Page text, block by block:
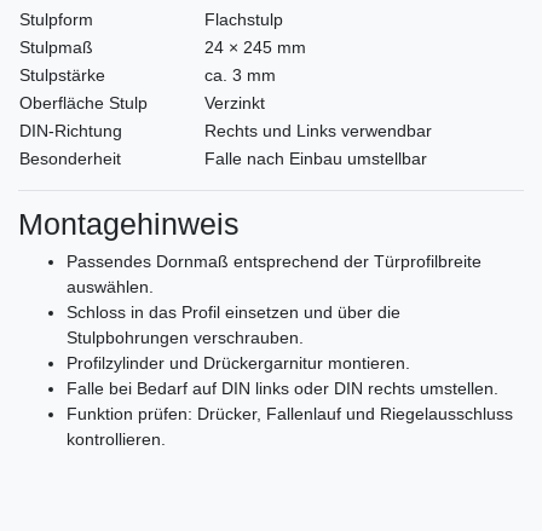
Stulpform
Flachstulp
Stulpmaß
24 × 245 mm
Stulpstärke
ca. 3 mm
Oberfläche Stulp
Verzinkt
DIN-Richtung
Rechts und Links verwendbar
Besonderheit
Falle nach Einbau umstellbar
Montagehinweis
Passendes Dornmaß entsprechend der Türprofilbreite
auswählen.
Schloss in das Profil einsetzen und über die
Stulpbohrungen verschrauben.
Profilzylinder und Drückergarnitur montieren.
Falle bei Bedarf auf DIN links oder DIN rechts umstellen.
Funktion prüfen: Drücker, Fallenlauf und Riegelausschluss
kontrollieren.